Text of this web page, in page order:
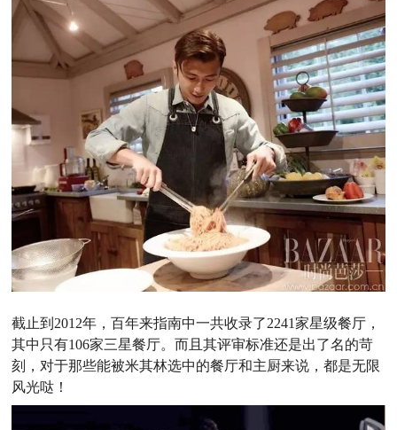
截止到2012年，百年来指南中一共收录了2241家星级餐厅，
其中只有106家三星餐厅。而且其评审标准还是出了名的苛
刻，对于那些能被米其林选中的餐厅和主厨来说，都是无限
风光哒！